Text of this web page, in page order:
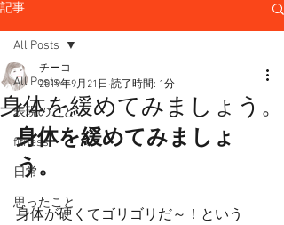
記事
All Posts
表現のこと
fitness
日常
思ったこと
All Posts
身体を緩めてみましょう。
チーコ
2019年9月21日 読了時間: 1分
身体を緩めてみましょ
う。
身体が硬くてゴリゴリだ～！という